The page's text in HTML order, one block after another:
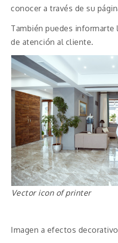
conocer a través de su
También puedes
de atención al cliente.
Vector icon of printer
Imagen a efectos